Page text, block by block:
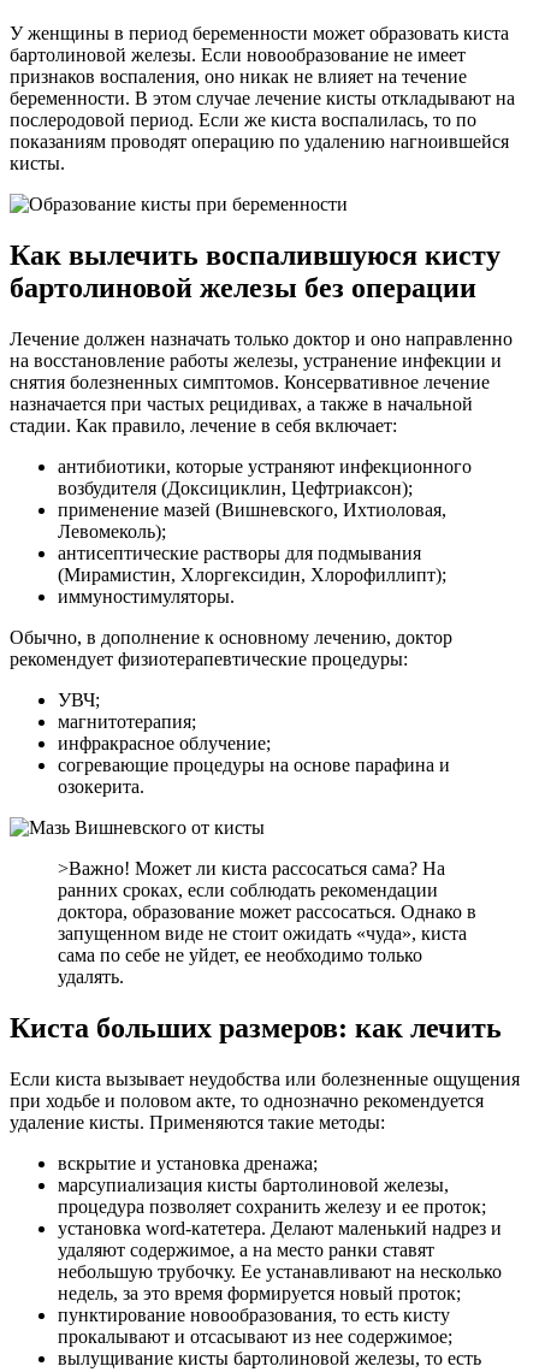
У женщины в период беременности может образовать киста
бартолиновой железы. Если новообразование не имеет
признаков воспаления, оно никак не влияет на течение
беременности. В этом случае лечение кисты откладывают на
послеродовой период. Если же киста воспалилась, то по
показаниям проводят операцию по удалению нагноившейся
кисты.
Как вылечить воспалившуюся кисту
бартолиновой железы без операции
Лечение должен назначать только доктор и оно направленно
на восстановление работы железы, устранение инфекции и
снятия болезненных симптомов. Консервативное лечение
назначается при частых рецидивах, а также в начальной
стадии. Как правило, лечение в себя включает:
антибиотики, которые устраняют инфекционного
возбудителя (Доксициклин, Цефтриаксон);
применение мазей (Вишневского, Ихтиоловая,
Левомеколь);
антисептические растворы для подмывания
(Мирамистин, Хлоргексидин, Хлорофиллипт);
иммуностимуляторы.
Обычно, в дополнение к основному лечению, доктор
рекомендует физиотерапевтические процедуры:
УВЧ;
магнитотерапия;
инфракрасное облучение;
согревающие процедуры на основе парафина и
озокерита.
>Важно! Может ли киста рассосаться сама? На
ранних сроках, если соблюдать рекомендации
доктора, образование может рассосаться. Однако в
запущенном виде не стоит ожидать «чуда», киста
сама по себе не уйдет, ее необходимо только
удалять.
Киста больших размеров: как лечить
Если киста вызывает неудобства или болезненные ощущения
при ходьбе и половом акте, то однозначно рекомендуется
удаление кисты. Применяются такие методы:
вскрытие и установка дренажа;
марсупиализация кисты бартолиновой железы,
процедура позволяет сохранить железу и ее проток;
установка word-катетера. Делают маленький надрез и
удаляют содержимое, а на место ранки ставят
небольшую трубочку. Ее устанавливают на несколько
недель, за это время формируется новый проток;
пунктирование новообразования, то есть кисту
прокалывают и отсасывают из нее содержимое;
вылущивание кисты бартолиновой железы, то есть